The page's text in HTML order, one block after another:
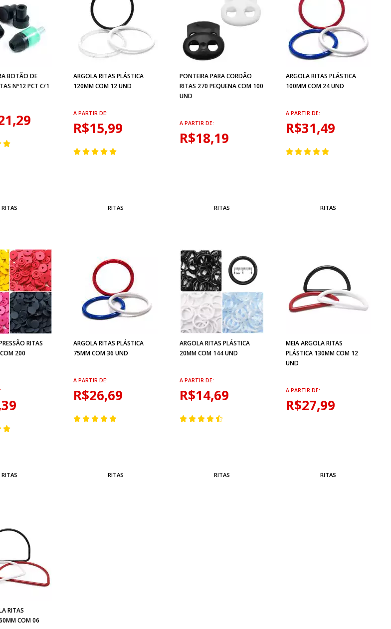
BOTÃO DE
Nº12 PCT C/1
RITAS
ARGOLA RITAS PLÁSTICA
120MM COM 12 UND
A PARTIR DE:
R$15,99
RITAS
PONTEIRA PARA CORDÃO
RITAS 270 PEQUENA COM 100
UND
A PARTIR DE:
R$18,19
RITAS
ARGOLA RITAS PLÁSTICA
100MM COM 24 UND
A PARTIR DE:
R$31,49
RITAS
RITAS
200
RITAS
ARGOLA RITAS PLÁSTICA
75MM COM 36 UND
A PARTIR DE:
R$26,69
RITAS
ARGOLA RITAS PLÁSTICA
20MM COM 144 UND
A PARTIR DE:
R$14,69
RITAS
MEIA ARGOLA RITAS
PLÁSTICA 130MM COM 12
UND
A PARTIR DE:
R$27,99
RITAS
RITAS
COM 06